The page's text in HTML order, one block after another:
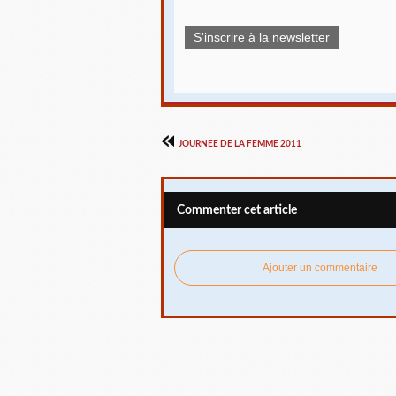
S'inscrire à la newsletter
JOURNEE DE LA FEMME 2011
Commenter cet article
Ajouter un commentaire